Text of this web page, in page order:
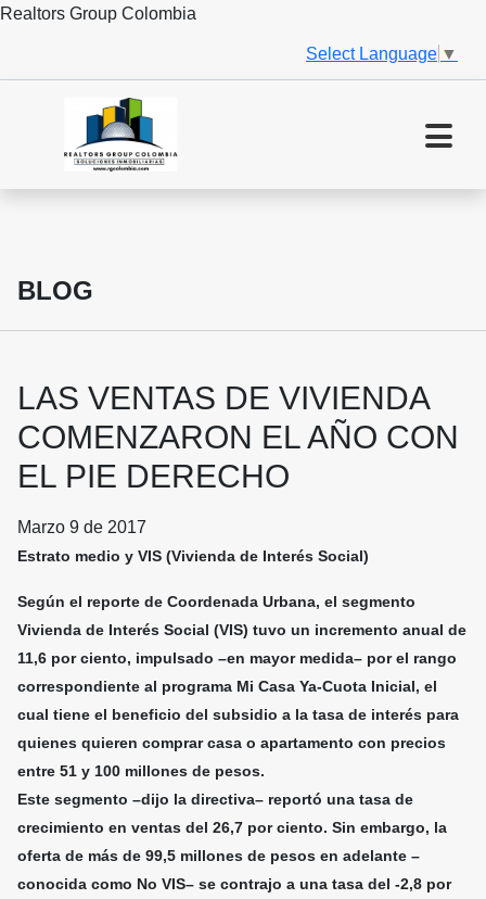
Realtors Group Colombia
Select Language ▼
BLOG
LAS VENTAS DE VIVIENDA
COMENZARON EL AÑO CON
EL PIE DERECHO
Marzo 9 de 2017
Estrato medio y VIS (Vivienda de Interés Social)
Según el reporte de Coordenada Urbana, el segmento
Vivienda de Interés Social (VIS) tuvo un incremento anual de
11,6 por ciento, impulsado –en mayor medida– por el rango
correspondiente al programa Mi Casa Ya-Cuota Inicial, el
cual tiene el beneficio del subsidio a la tasa de interés para
quienes quieren comprar casa o apartamento con precios
entre 51 y 100 millones de pesos.
Este segmento –dijo la directiva– reportó una tasa de
crecimiento en ventas del 26,7 por ciento. Sin embargo, la
oferta de más de 99,5 millones de pesos en adelante –
conocida como No VIS– se contrajo a una tasa del -2,8 por